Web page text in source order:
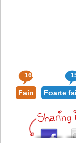
166
Fain Foarte